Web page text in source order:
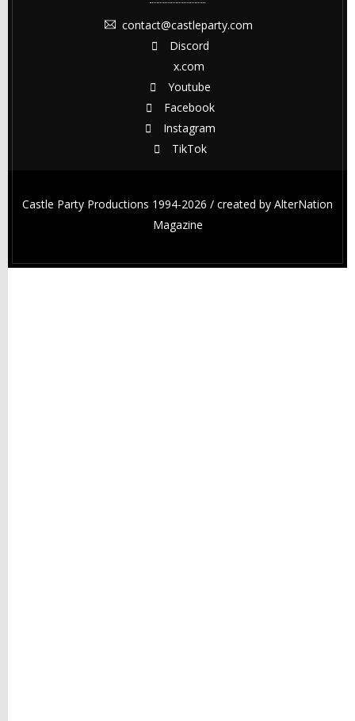
contact@castleparty.com
Discord
x.com
Youtube
Facebook
Instagram
TikTok
Castle Party Productions 1994-2026 / created by AlterNation
Magazine